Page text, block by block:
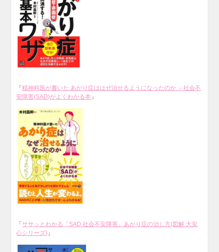
「精神科医が書いた あがり症ははぜ治せるようになったのか －社会不
安障害(SAD)がよくわかる本 」
「ササッとわかる「SAD 社会不安障害」あがり症の治し方(図解 大安
心シリーズ) 」